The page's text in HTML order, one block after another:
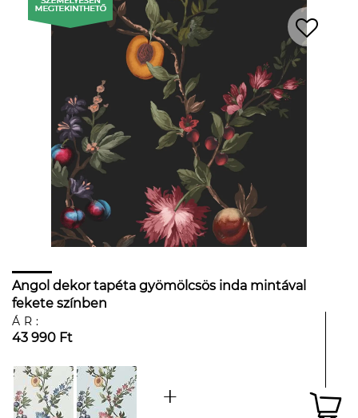
Angol dekor tapéta gyömölcsös inda mintával
fekete színben
ÁR:
43 990 Ft